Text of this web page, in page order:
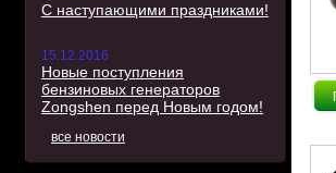
С наступающими праздниками!
15.12.2016
Новые поступления
бензиновых генераторов
Zongshen перед Новым годом!
все новости